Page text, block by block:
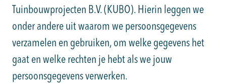
Tuinbouwprojecten B.V. (KUBO). Hierin leggen we
onder andere uit waarom we persoonsgegevens
verzamelen en gebruiken, om welke gegevens het
gaat en welke rechten je hebt als we jouw
persoonsgegevens verwerken.